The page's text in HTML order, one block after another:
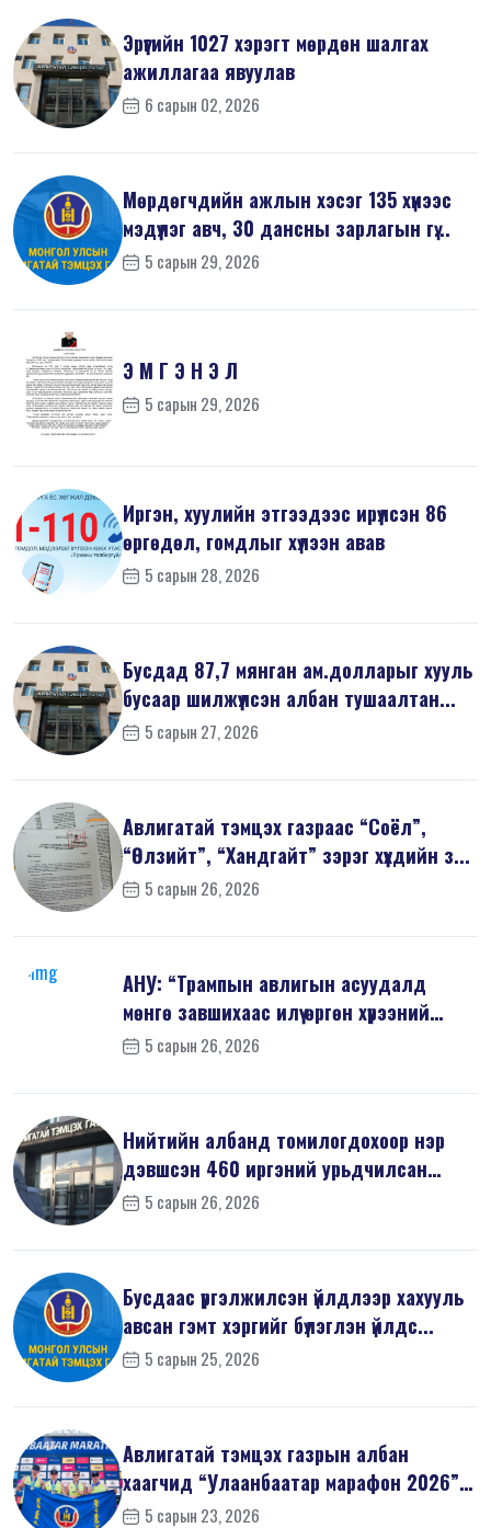
Эрүүгийн 1027 хэрэгт мөрдөн шалгах
ажиллагаа явуулав
6 сарын 02, 2026
Мөрдөгчдийн ажлын хэсэг 135 хүнээс
мэдүүлэг авч, 30 дансны зарлагын гү...
5 сарын 29, 2026
Э М Г Э Н Э Л
5 сарын 29, 2026
Иргэн, хуулийн этгээдээс ирүүлсэн 86
өргөдөл, гомдлыг хүлээн авав
5 сарын 28, 2026
Бусдад 87,7 мянган ам.долларыг хууль
бусаар шилжүүлсэн албан тушаалтан...
5 сарын 27, 2026
Авлигатай тэмцэх газраас “Соёл”,
“Өлзийт”, “Хандгайт” зэрэг хүүхдийн з...
5 сарын 26, 2026
АНУ: “Трампын авлигын асуудалд
мөнгө завшихаас илүү өргөн хүрээний
шин...
5 сарын 26, 2026
Нийтийн албанд томилогдохоор нэр
дэвшсэн 460 иргэний урьдчилсан
мэдүүл...
5 сарын 26, 2026
Бусдаас үргэлжилсэн үйлдлээр хахууль
авсан гэмт хэргийг бүлэглэн үйлдс...
5 сарын 25, 2026
Авлигатай тэмцэх газрын албан
хаагчид “Улаанбаатар марафон 2026”-
д оро...
5 сарын 23, 2026